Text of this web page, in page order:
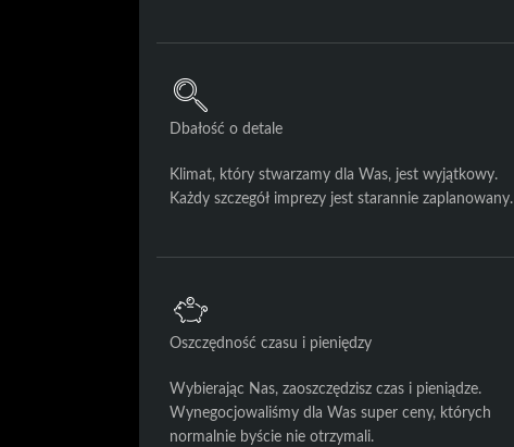
Dbałość o detale
Klimat, który stwarzamy dla Was, jest wyjątkowy.
Każdy szczegół imprezy jest starannie zaplanowany.
Oszczędność czasu i pieniędzy
Wybierając Nas, zaoszczędzisz czas i pieniądze.
Wynegocjowaliśmy dla Was super ceny, których
normalnie byście nie otrzymali.